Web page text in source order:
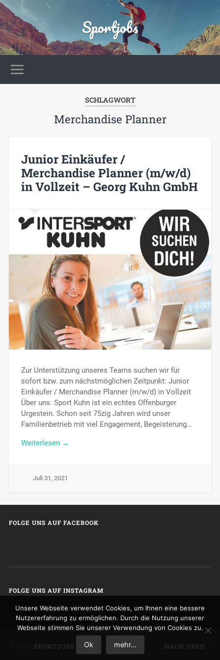
Sportjobs
SCHLAGWORT
Merchandise Planner
Junior Einkäufer /
Merchandise Planner (m/w/d)
in Vollzeit – Georg Kuhn GmbH
Zur Unterstützung unseres Teams suchen wir für
sofort bzw. zum nächstmöglichen Zeitpunkt: Junior
Einkäufer / Merchandise Planner (m/w/d) in Vollzeit
Über uns: Sport Kuhn ist ein echtes Offenburger
Urgestein. Schon seit 75zig Jahren wird unser
Familienbetrieb mit viel Engagement, Begeisterung…
Weiterlesen →
Juli 31, 2021
FOLGE UNS AUF FACEBOOK
FOLGE UNS AUF INSTAGRAM
SPORTJOBS NACH OBEN ↑
Unsere Webseite verwendet Cookies, um Ihnen eine bessere
Nutzererfahrung zu ermöglichen. Durch die Nutzung unserer
Webseite stimmen Sie unserer Verwendung von Cookies zu.
Ok mehr...